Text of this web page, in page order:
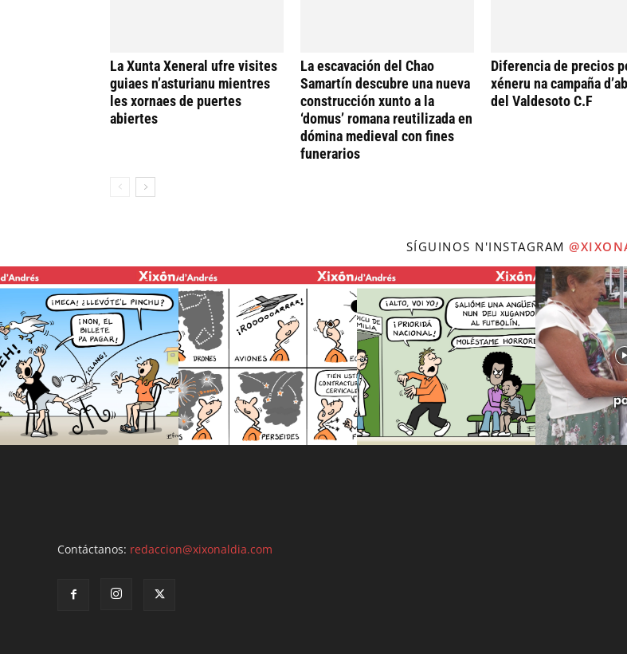
La Xunta Xeneral ufre visites
guiaes n’asturianu mientres
les xornaes de puertes
abiertes
La escavación del Chao
Samartín descubre una nueva
construcción xunto a la
‘domus’ romana reutilizada en
dómina medieval con fines
funerarios
Diferencia de precios
xéneru na campaña
del Valdesoto C.F
SÍGUINOS N'INSTAGRAM
Contáctanos: redaccion@xixonaldia.com